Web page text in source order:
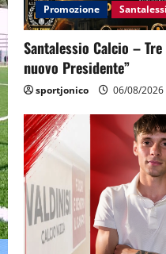
Promozione
Santalessio Calcio –
nuovo Presidente”
sportjonico 06/08/2026